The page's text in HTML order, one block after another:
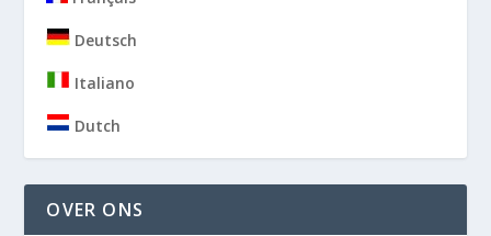
Deutsch
Italiano
Dutch
OVER ONS